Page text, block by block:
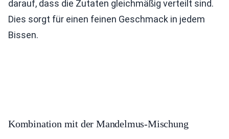
darauf, dass die Zutaten gleichmäßig verteilt sind.
Dies sorgt für einen feinen Geschmack in jedem
Bissen.
Kombination mit der Mandelmus-Mischung